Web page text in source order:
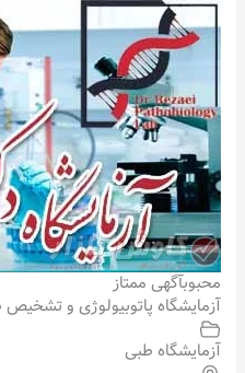
محبوبآگهی ممتاز
آزمایشگاه پاتوبیولوژی و
آزمایشگاه طبی